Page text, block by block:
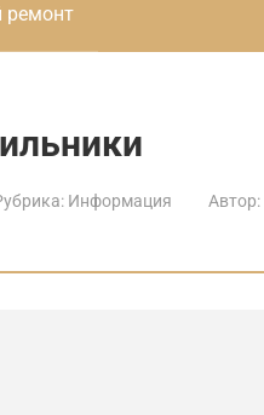
Информация Автор: